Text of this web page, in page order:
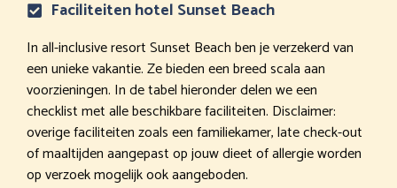
Faciliteiten hotel Sunset Beach
In all-inclusive resort Sunset Beach ben je verzekerd van
een unieke vakantie. Ze bieden een breed scala aan
voorzieningen. In de tabel hieronder delen we een
checklist met alle beschikbare faciliteiten. Disclaimer:
overige faciliteiten zoals een familiekamer, late check-out
of maaltijden aangepast op jouw dieet of allergie worden
op verzoek mogelijk ook aangeboden.